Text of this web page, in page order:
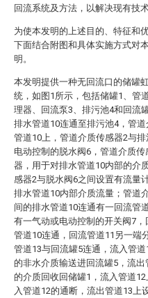
回流系统及方法，以解决现有技
为使本发明的上述目的、特征和
下面结合附图和具体实施方式对
明。
本发明提供一种无回流口的储罐
统，如图1所示，包括储罐1、管
理器、回流泵3、排污池4和回流
排水管道10连通至排污池4，管
管道10上，管道介质传感器2与
电动控制的脱水阀6，管道介质
器，用于对排水管道10内部的介
感器2与脱水阀6之间设置有流量
排水管道10内部介质流量；管道
间的排水管道10连通有一回流管
有一气动或电动控制的开关阀7
管道10连通，回流管道11另一端
管道13与回流罐5连通，流入管
的非水介质输送进回流罐5，流
的介质回收回储罐1，流入管道
入管道12的通断，流出管道13上